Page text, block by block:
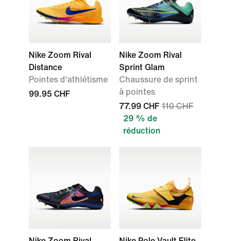
Nike Zoom Rival
Distance
Pointes d'athlétisme
99.95 CHF
Nike Zoom Rival
Sprint Glam
Chaussure de sprint
à pointes
77.99 CHF 110 CHF
29 % de
réduction